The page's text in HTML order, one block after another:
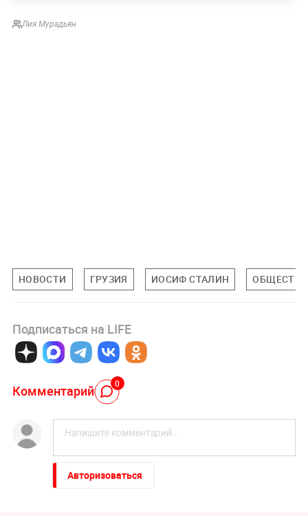
Лия Мурадьян
НОВОСТИ ГРУЗИЯ ИОСИФ СТАЛИН ОБЩЕСТВО
Подписаться на LIFE
Комментарий 0
Авторизоваться